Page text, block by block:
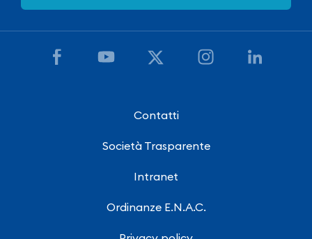
Contatti
Società Trasparente
Intranet
Ordinanze E.N.A.C.